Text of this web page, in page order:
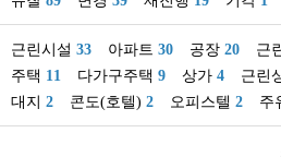
근린시설 33 아파트 30 공장 20 근
주택 11 다가구주택 9 상가 4 근린
대지 2 콘도(호텔) 2 오피스텔 2 주